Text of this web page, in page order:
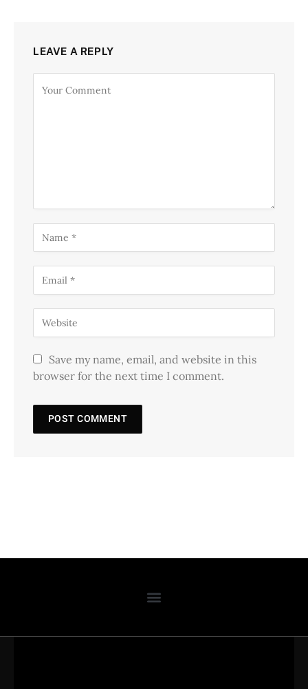
LEAVE A REPLY
Save my name, email, and website in this
browser for the next time I comment.